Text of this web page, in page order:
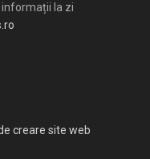
informații la zi
creare site web